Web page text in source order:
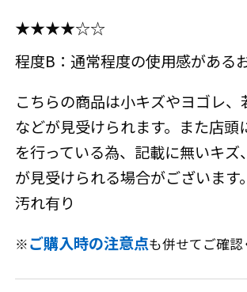
★★★★☆☆
程度B：通常程度の使用感がある
こちらの商品は小キズやヨゴレ
などが見受けられます。また店頭
を行っている為、記載に無いキズ
が見受けられる場合がございま
汚れ有り
※ご購入時の注意点も併せてご確認